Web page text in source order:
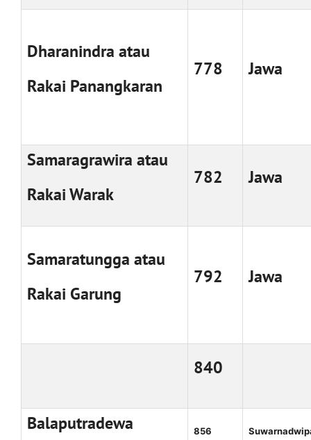
Dharanindra atau
Rakai Panangkaran
778 Jawa
Samaragrawira atau
Rakai Warak
782 Jawa
Samaratungga atau
Rakai Garung
792 Jawa
840
Balaputradewa 856